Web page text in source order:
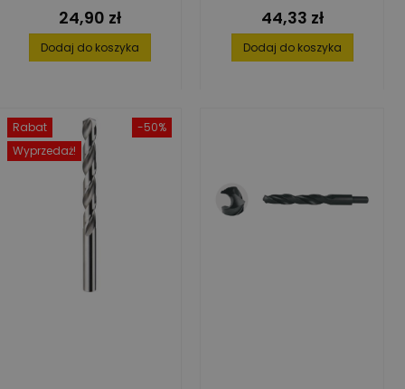
Cena
24,90 zł
Dodaj do koszyka
Cena
44,33 zł
Dodaj do koszyka
-50%
Rabat
Wyprzedaż!